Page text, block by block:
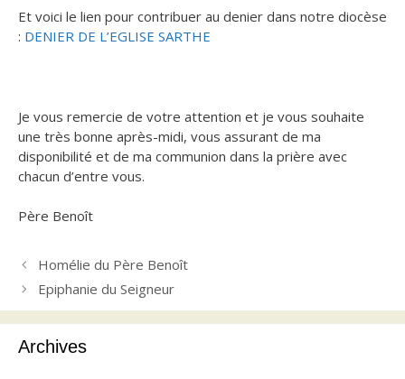
Et voici le lien pour contribuer au denier dans notre diocèse
: DENIER DE L’EGLISE SARTHE
Je vous remercie de votre attention et je vous souhaite
une très bonne après-midi, vous assurant de ma
disponibilité et de ma communion dans la prière avec
chacun d’entre vous.
Père Benoît
Homélie du Père Benoît
Epiphanie du Seigneur
Archives